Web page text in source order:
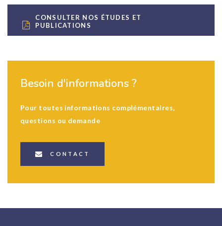
CONSULTER NOS ÉTUDES ET
PUBLICATIONS
Besoin d'informations ?
Pour toutes informations complémentaires,
questions ou demande
CONTACT